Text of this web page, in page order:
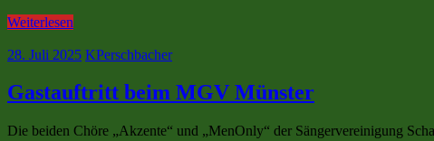
Weiterlesen
28. Juli 2025 KPerschbacher
Gastauftritt beim MGV Münster
Die beiden Chöre „Akzente“ und „MenOnly“ der Sängervereinigung